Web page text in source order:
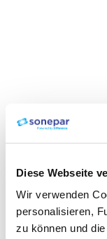
Diese Webseite
Wir verwenden
personalisieren,
zu können und